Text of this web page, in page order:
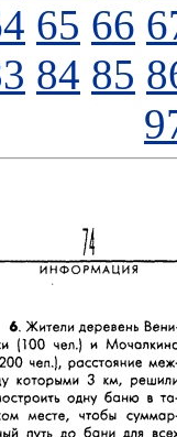
65 66
84 85